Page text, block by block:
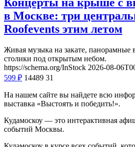
Концерты на крыше с
в Москве: три
Roofevents этим летом
Живая музыка на закате,
столики под открытым небом.
https://schema.org/InStock 2026-08-
599 ₽ 14489 31
На нашем сайте вы найдете всю
выставка «Выстоять и победить!».
Кудамоскоу — это интерактивная
событий Москвы.